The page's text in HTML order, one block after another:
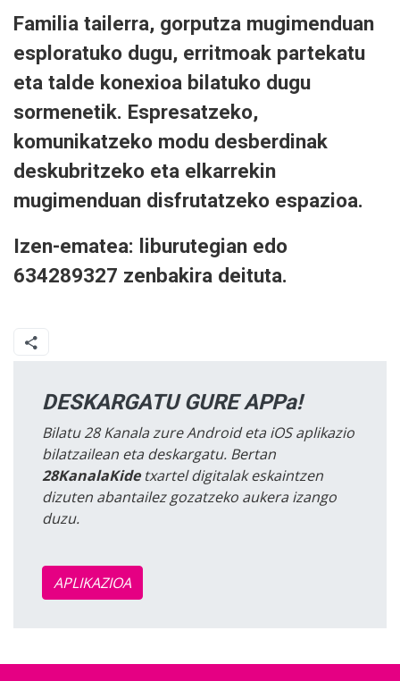
Familia tailerra, gorputza mugimenduan
esploratuko dugu, erritmoak partekatu
eta talde konexioa bilatuko dugu
sormenetik. Espresatzeko,
komunikatzeko modu desberdinak
deskubritzeko eta elkarrekin
mugimenduan disfrutatzeko espazioa.
Izen-ematea: liburutegian edo
634289327 zenbakira deituta.
DESKARGATU GURE APPa!
Bilatu 28 Kanala zure Android eta iOS aplikazio
bilatzailean eta deskargatu. Bertan
28KanalaKidetxartel digitalak eskaintzen
dizuten abantailez gozatzeko aukera izango
duzu.
APLIKAZIOA